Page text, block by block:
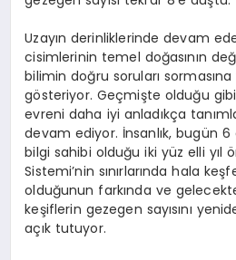
Uzayın derinliklerinde devam
cisimlerinin temel doğasının
bilimin doğru soruları
gösteriyor. Geçmişte olduğu
evreni daha iyi anladıkça
devam ediyor. İnsanlık, bugün 6
bilgi sahibi olduğu iki yüz elli yıl
Sistemi’nin sınırlarında hala
olduğunun farkında ve
keşiflerin gezegen sayısını
açık tutuyor.